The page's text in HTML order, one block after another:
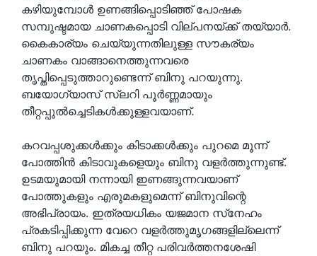
കഴിയുമ്പോള്‍ ഉണങ്ങിപ്പൊടിഞ്ഞ് പോഷക
സമ്പുഷ്ടമായ ചാണകപ്പൊടി വില്പനയ്ക്ക് തയ്യാര്‍.
കൈകാര്യം ചെയ്യുന്നതിലുള്ള സൗകര്യം
ചാണകം വാങ്ങാനെത്തുന്നവരെ
തൃപ്തിപ്പെടുത്താറുണ്ടെന്ന് ബിനു പറയുന്നു.
ബയോഗ്യാസ് സ്ലറി പൂര്‍ണ്ണമായും
തീറ്റപ്പുല്‍ച്ചെടികള്‍ക്കുള്ളവയാണ്.
കറവപ്പശുക്കള്‍ക്കും കിടാക്കള്‍ക്കും പുറമെ മൂന്ന്
പോത്തിന്‍ കിടാവുകളെയും ബിനു വളര്‍ത്തുന്നുണ്ട്.
ഉടമയുമായി നന്നായി ഇണങ്ങുന്നവയാണ്
പോത്തുകളും എരുമകളുമെന്ന് ബിനുവിന്റെ
അഭിപ്രായം. ഇത്രയധികം യജമാന സ്‌നേഹം
പ്രകടിപ്പിക്കുന്ന വേറെ വളര്‍ത്തുമൃഗങ്ങളില്ലെന്ന്
ബിനു പറയും. മികച്ച തീറ്റ പരിവര്‍ത്തനശേഷി